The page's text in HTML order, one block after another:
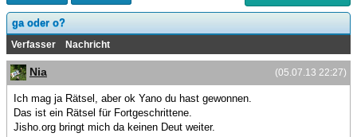
ga oder o?
Verfasser Nachricht
(05.07.13 22:27)
Nia
Ich mag ja Rätsel, aber ok Yano du hast gewonnen.
Das ist ein Rätsel für Fortgeschrittene.
Jisho.org bringt mich da keinen Deut weiter.